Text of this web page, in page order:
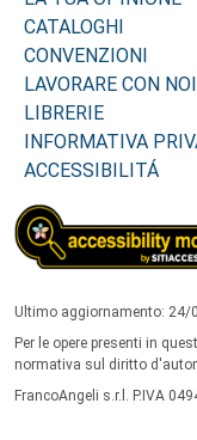
CATALOGHI
CONVENZIONI
LAVORARE CON NOI
LIBRERIE
INFORMATIVA
ACCESSIBILITÁ
Ultimo aggiornamento: 24/
Per le opere presenti in
normativa sul diritto
FrancoAngeli s.r.l. P.IVA